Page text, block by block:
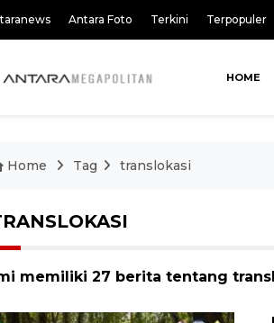
Antara Foto Terkini Terpopuler
HOME
Home Tag translokasi
memiliki 27 berita tentang